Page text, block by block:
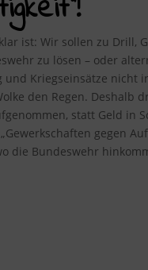
ist: Wir sollen zu Drill,
zu lösen – oder
Kriegseinsätze nicht
den Regen. Deshalb
statt Geld in
gegen
die Bundeswehr